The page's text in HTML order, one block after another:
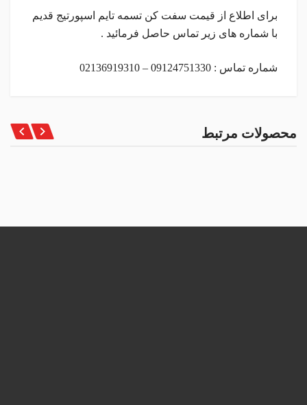
برای اطلاع از قیمت سفت کن تسمه تایم اسپورتیج قدیم
با شماره های زیر تماس حاصل فرمائید .
شماره تماس : 09124751330 – 02136919310
محصولات مرتبط